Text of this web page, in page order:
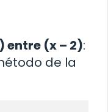
entre (x – 2):
de la